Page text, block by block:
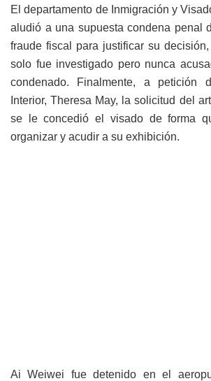
El departamento de Inmigración y
aludió a una supuesta condena penal
fraude fiscal para justificar su
solo fue investigado pero nunca
condenado. Finalmente, a petición
Interior, Theresa May, la solicitud del
se le concedió el visado de forma
organizar y acudir a su exhibición.
Ai Weiwei fue detenido en el